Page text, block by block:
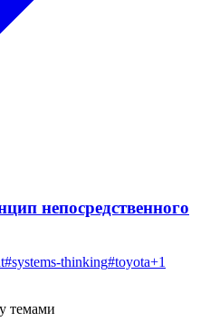
непосредственного
#systems-thinking#toyota+1
темами